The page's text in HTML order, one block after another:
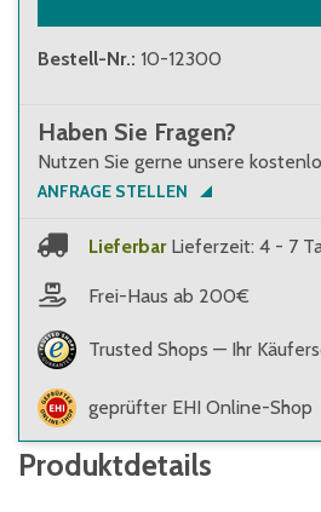
Bestell-Nr.: 10-12300
Haben Sie Fragen?
Nutzen Sie gerne unsere
ANFRAGE STELLEN
Lieferbar Lieferzeit: 4 - 7
Frei-Haus ab 200€
Trusted Shops — Ihr
geprüfter EHI Online-Shop
Produktdetails